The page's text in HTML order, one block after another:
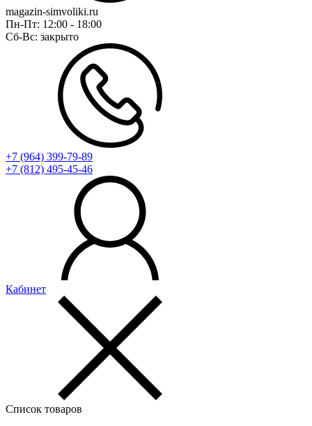
magazin-simvoliki.ru
Пн-Пт: 12:00 - 18:00
Сб-Вс: закрыто
+7 (964) 399-79-89
+7 (812) 495-45-46
Кабинет
Список товаров